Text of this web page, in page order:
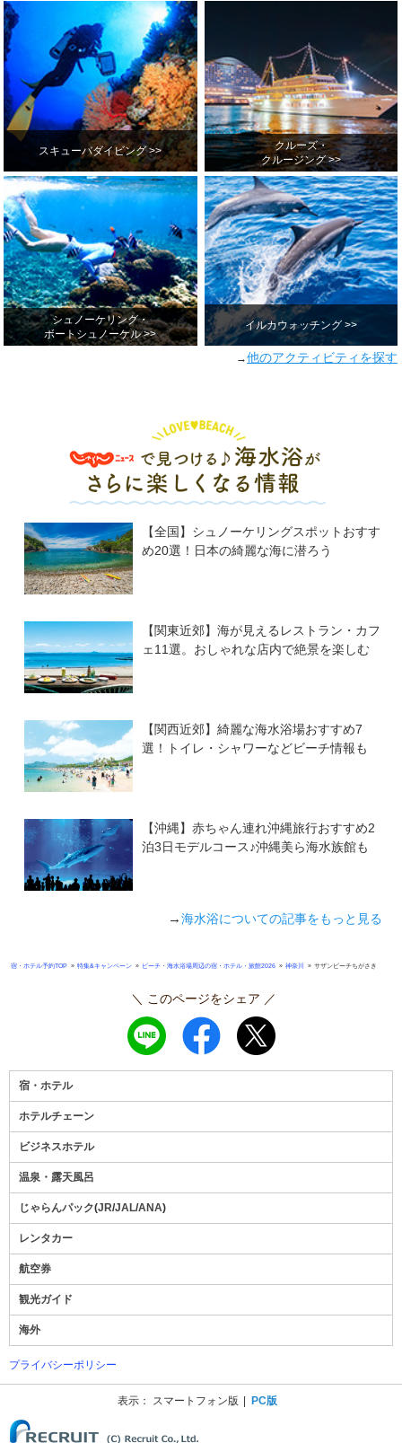
スキューバダイビング >>
クルーズ・
クルージング >>
シュノーケリング・
ボートシュノーケル >>
イルカウォッチング >>
→他のアクティビティを探す
【全国】シュノーケリングスポットおすす
め20選！日本の綺麗な海に潜ろう
【関東近郊】海が見えるレストラン・カフ
ェ11選。おしゃれな店内で絶景を楽しむ
【関西近郊】綺麗な海水浴場おすすめ7
選！トイレ・シャワーなどビーチ情報も
【沖縄】赤ちゃん連れ沖縄旅行おすすめ2
泊3日モデルコース♪沖縄美ら海水族館も
→ 海水浴についての記事をもっと見る
宿・ホテル予約TOP » 特集&キャンペーン » ビーチ・海水浴場周辺の宿・ホテル・旅館2026 » 神奈川 » サザンビーチちがさき
＼ このページをシェア ／
宿・ホテル
ホテルチェーン
ビジネスホテル
温泉・露天風呂
じゃらんパック(JR/JAL/ANA)
レンタカー
航空券
観光ガイド
海外
プライバシーポリシー
表示： スマートフォン版 PC版